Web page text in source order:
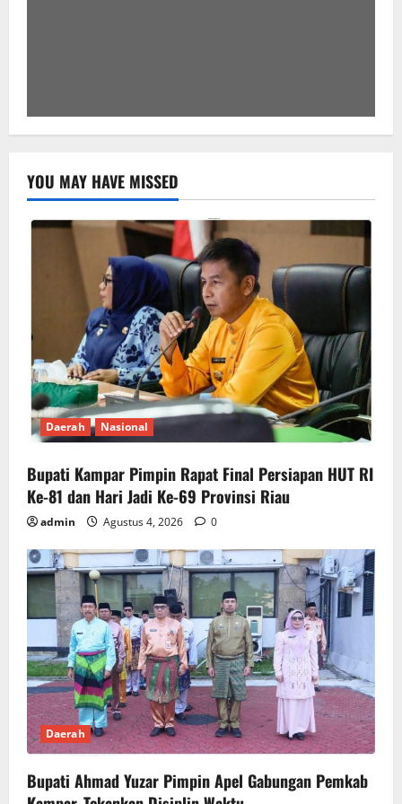
YOU MAY HAVE MISSED
Daerah Nasional
Bupati Kampar Pimpin Rapat Final Persiapan HUT RI
Ke-81 dan Hari Jadi Ke-69 Provinsi Riau
admin Agustus 4, 2026 0
Daerah
Bupati Ahmad Yuzar Pimpin Apel Gabungan Pemkab